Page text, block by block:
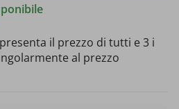
il prezzo di tutti e 3 i
al prezzo